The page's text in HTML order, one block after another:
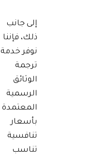
إلى جانب
ذلك، فإننا
نوفر خدمة
ترجمة
الوثائق
الرسمية
المعتمدة
بأسعار
تنافسية
تناسب